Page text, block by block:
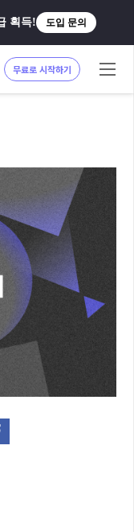
획득! 도입 문의
무료로 시작하기